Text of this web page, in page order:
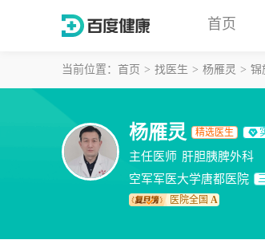
首页
当前位置： 首页 找医生 杨雁灵 锦
杨雁灵 精选医生
主任医师 肝胆胰脾外科
空军军医大学唐都医院
医院全国 A